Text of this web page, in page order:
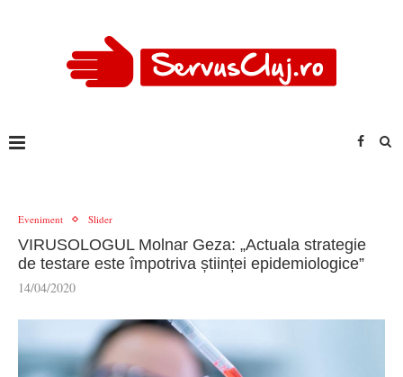
Eveniment Slider
VIRUSOLOGUL Molnar Geza: „Actuala strategie
de testare este împotriva științei epidemiologice”
14/04/2020